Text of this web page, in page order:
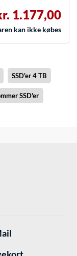
1.177,00
kan ikke købes
SSD'er 4 TB
SSD'er